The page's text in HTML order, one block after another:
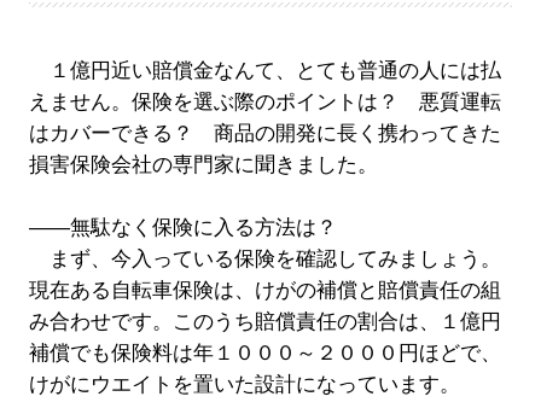
１億円近い賠償金なんて、とても普通の人には払
えません。保険を選ぶ際のポイントは？ 悪質運転
はカバーできる？ 商品の開発に長く携わってきた
損害保険会社の専門家に聞きました。
――無駄なく保険に入る方法は？
まず、今入っている保険を確認してみましょう。
現在ある自転車保険は、けがの補償と賠償責任の組
み合わせです。このうち賠償責任の割合は、１億円
補償でも保険料は年１０００～２０００円ほどで、
けがにウエイトを置いた設計になっています。